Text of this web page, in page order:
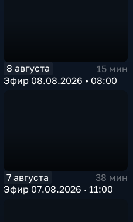
8 августа
15 мин
Эфир 08.08.2026 • 08:00
7 августа
38 мин
Эфир 07.08.2026 · 11:00